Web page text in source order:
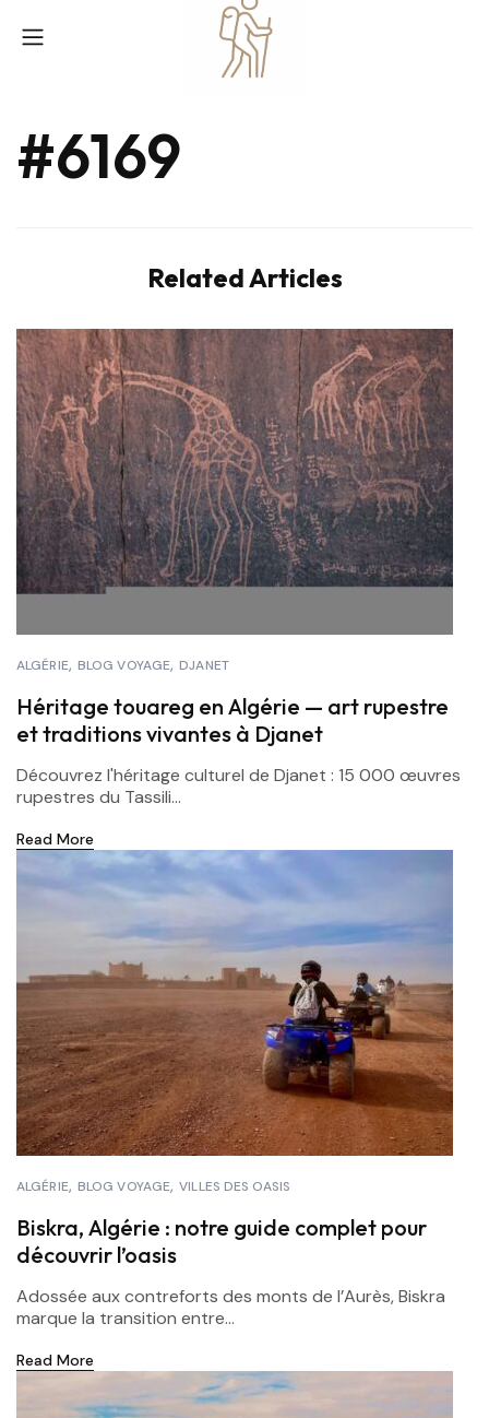
#6169
Related Articles
ALGÉRIE BLOG VOYAGE DJANET
Héritage touareg en Algérie — art rupestre
et traditions vivantes à Djanet
Découvrez l'héritage culturel de Djanet : 15 000 œuvres
rupestres du Tassili...
Read More
ALGÉRIE BLOG VOYAGE VILLES DES OASIS
Biskra, Algérie : notre guide complet pour
découvrir l’oasis
Adossée aux contreforts des monts de l’Aurès, Biskra
marque la transition entre...
Read More